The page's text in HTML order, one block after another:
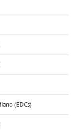
(EDCs)